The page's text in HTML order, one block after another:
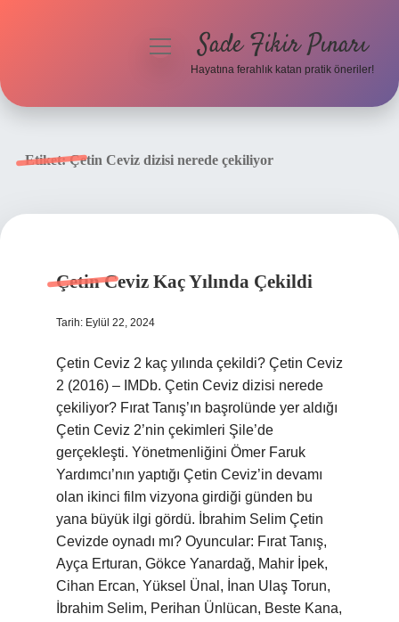
menüyüSade Fikir Pınarı
Hayatına ferahlık katan pratik öneriler!
Etiket:Çetin Ceviz dizisi nerede çekiliyor
Çetin Ceviz Kaç Yılında Çekildi
Tarih: Eylül 22, 2024
Çetin Ceviz 2 kaç yılında çekildi? Çetin Ceviz
2 (2016) – IMDb. Çetin Ceviz dizisi nerede
çekiliyor? Fırat Tanış’ın başrolünde yer aldığı
Çetin Ceviz 2’nin çekimleri Şile’de
gerçekleşti. Yönetmenliğini Ömer Faruk
Yardımcı’nın yaptığı Çetin Ceviz’in devamı
olan ikinci film vizyona girdiği günden bu
yana büyük ilgi gördü. İbrahim Selim Çetin
Cevizde oynadı mı? Oyuncular: Fırat Tanış,
Ayça Erturan, Gökce Yanardağ, Mahir İpek,
Cihan Ercan, Yüksel Ünal, İnan Ulaş Torun,
İbrahim Selim, Perihan Ünlücan, Beste Kana,